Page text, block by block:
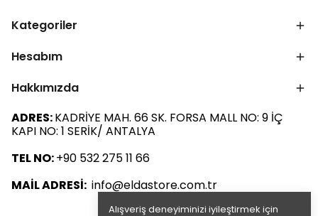
Alışveriş deneyiminizi iyileştirmek için
Kategoriler
Hesabım
Hakkımızda
ADRES:KADRİYE MAH. 66 SK. FORSA MALL NO: 9 İÇ
KAPI NO: 1 SERİK/ ANTALYA
TEL NO:+90 532 275 11 66
MAİL ADRESİ: info@eldastore.com.tr